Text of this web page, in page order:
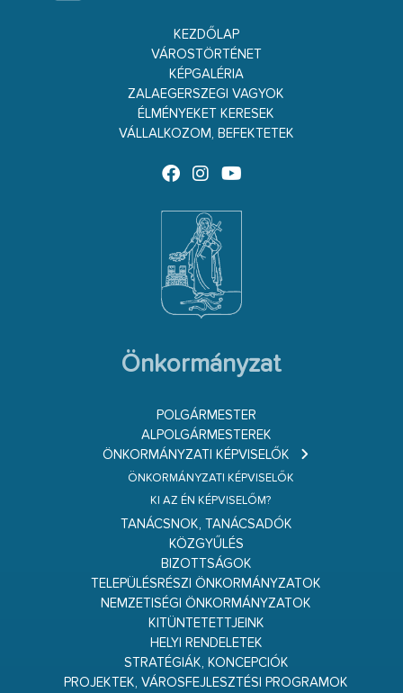
KEZDŐLAP
VÁROSTÖRTÉNET
KÉPGALÉRIA
ZALAEGERSZEGI VAGYOK
ÉLMÉNYEKET KERESEK
VÁLLALKOZOM, BEFEKTETEK
Önkormányzat
POLGÁRMESTER
ALPOLGÁRMESTEREK
ÖNKORMÁNYZATI KÉPVISELŐK
ÖNKORMÁNYZATI KÉPVISELŐK
KI AZ ÉN KÉPVISELŐM?
TANÁCSNOK, TANÁCSADÓK
KÖZGYŰLÉS
BIZOTTSÁGOK
TELEPÜLÉSRÉSZI ÖNKORMÁNYZATOK
NEMZETISÉGI ÖNKORMÁNYZATOK
KITÜNTETETTJEINK
HELYI RENDELETEK
STRATÉGIÁK, KONCEPCIÓK
PROJEKTEK, VÁROSFEJLESZTÉSI PROGRAMOK